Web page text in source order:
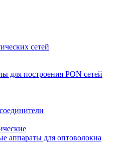
сетей
для построения PON сетей
аппараты для оптоволокна